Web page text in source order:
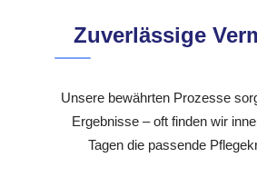
Zuverlässige
Unsere bewährten Prozesse
Ergebnisse – oft finden wir
Tagen die passende